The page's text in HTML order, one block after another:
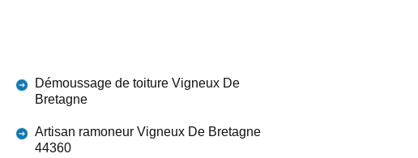
Démoussage de toiture Vigneux De
Bretagne
Artisan ramoneur Vigneux De Bretagne
44360